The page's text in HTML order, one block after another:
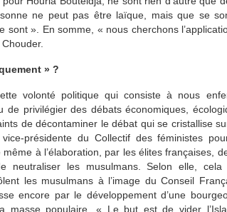
ne peut pas être laïque, mais que se
sont ». En somme, « nous cherchons
» ?
volonté politique qui consiste à nous
de privilégier des débats économiques,
de décontaminer le débat qui se cristallise
vice-présidente du Collectif des féministes
à l’élaboration, par les élites françaises,
neutraliser les musulmans. Selon elle,
les musulmans à l’image du Conseil
encore par le développement d’une
masse populaire. « Le but est de vider